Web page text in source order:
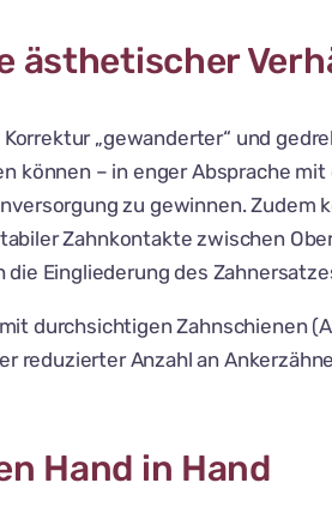
ästhetischer
„gewanderter“ und
können – in enger Absprache
zu gewinnen. Zudem
Zahnkontakte zwischen
Eingliederung des
durchsichtigen Zahnschienen
reduzierter Anzahl an
Hand in Hand